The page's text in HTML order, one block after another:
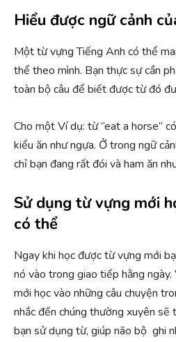
Hiểu được ngữ cảnh
Một từ vựng Tiếng Anh có thể
thể theo mình. Bạn thực sự cần
toàn bộ câu để biết được từ đó
Cho một Ví dụ: từ “eat a horse”
kiểu ăn như ngựa. Ở trong ngữ
chỉ bạn đang rất đói và ham ăn
Sử dụng từ vựng mới
có thể
Ngay khi học được từ vựng mới
nó vào trong giao tiếp hằng
mới học vào những câu chuyện
nhắc đến chúng thường xuyên sẽ
bạn sử dụng từ, giúp não bộ ghi